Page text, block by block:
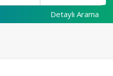
Detaylı Arama